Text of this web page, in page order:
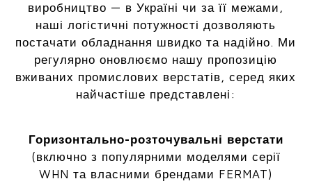
виробництво — в Україні чи за її межами,
наші логістичні потужності дозволяють
постачати обладнання швидко та надійно. Ми
регулярно оновлюємо нашу пропозицію
вживаних промислових верстатів, серед яких
найчастіше представлені:
Горизонтально-розточувальні верстати
(включно з популярними моделями серії
WHN та власними брендами FERMAT)